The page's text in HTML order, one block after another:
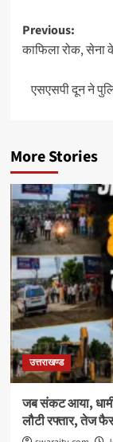
Post
Previous:
काफिला रोक, सेना
एसएसपी दून ने
More Stories
उत्तराखण्ड
जब संकट आया,
लौटी रफ्तार, तेज